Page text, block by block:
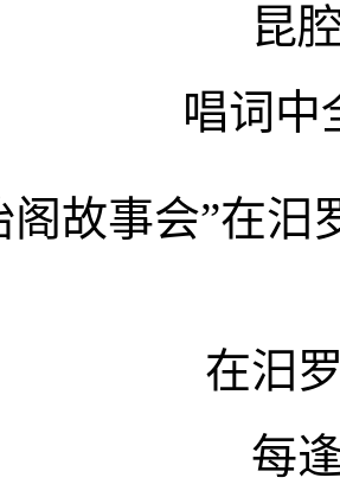
昆
唱词中
阁故事会”在
在汨
每